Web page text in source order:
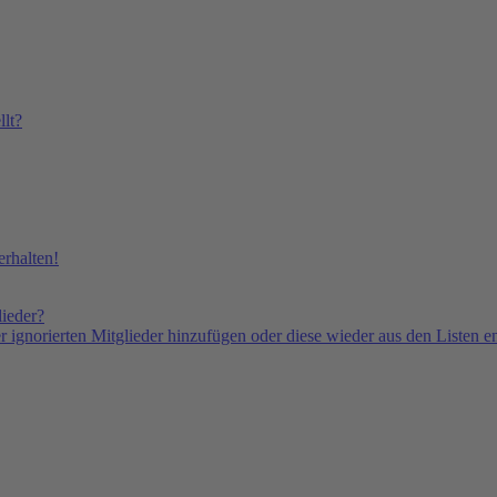
Mitglieder hinzufügen oder diese wieder aus den Listen